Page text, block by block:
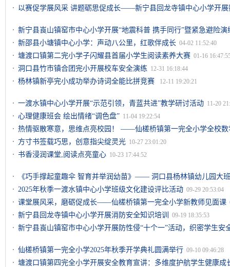
以赛促学展风采 讲题砺思促成长——新宁县回龙寺镇中心小学开展
新宁县崀山镇窑市中心小学开展“地震科普 携手同行”暨紧急避险演
新邵县小塘镇中心小学：声动八公里，红歌伴成长 04-02 11:52:40
塘渡口镇第二完小学子闪耀县首届小学生阅读素养大赛 01-16
洞口县竹市镇合团完小开展校车安全演练 12-31 16:18:44
杨林镇新亭完小成功举办诗词全能比拼竞赛 12-11 19:20:21
一渡水镇中心小学开展“示范引领，青蓝共进”教学研讨活动 11-20
心理健康班会 绘出情绪“调色盘” 11-04 19:22:54
热情驱散寒意，思维点亮校园！ ——仙槎桥镇第一完全小学全校数
20:59:26
方寸书签载巧思，创意指尖绽灵光 10-27 23:01:20
书香浸润课堂,阅读点亮童心 10-23 17:44:52
《巧手撑起童趣伞 智育并举润幼苗》—— 洞口县杨林镇幼儿园大
20:04:39
2025年秋季一渡水镇中心小学班级文化建设评比活动 09-29 20:53:04
课堂展风采，磨砺促成长——仙槎桥镇第一完全小学新教师见面课
新宁县回龙寺镇中心小学开展消防安全知识培训 09-19 18:35:53
新宁县崀山镇窑市中心小学开展防性侵“十个一”活动，织密学生安
仙槎桥镇第一完全小学2025年秋季开学典礼圆满举行 09-10 09:46:28
塘渡口镇第四完全小学开展安全教育宣讲：多维度护航学生健康成